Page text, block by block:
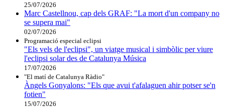
25/07/2026
Marc Castellnou, cap dels GRAF: "La mort d'un company no
se supera mai"
02/07/2026
Programació especial eclipsi
"Els vels de l'eclipsi", un viatge musical i simbòlic per viure
l'eclipsi solar des de Catalunya Música
17/07/2026
"El matí de Catalunya Ràdio"
Àngels Gonyalons: "Els que avui t'afalaguen ahir potser se'n
fotien"
15/07/2026